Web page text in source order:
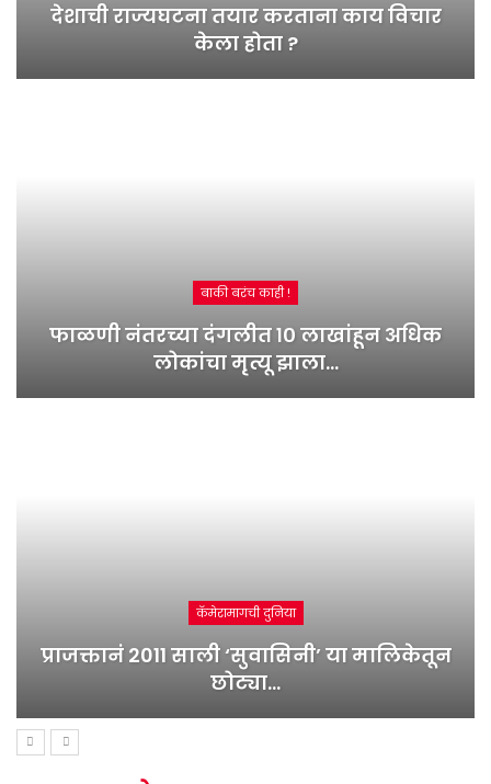
देशाची राज्यघटना तयार करताना काय विचार
केला होता ?
बाकी बरंच काही !
फाळणी नंतरच्या दंगलीत १० लाखांहून अधिक
लोकांचा मृत्यू झाला…
कॅमेरामागची दुनिया
प्राजक्तानं 2011 साली ‘सुवासिनी’ या मालिकेतून
छोट्या…